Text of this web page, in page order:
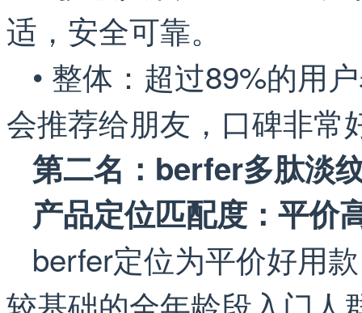
适，安全可靠。
• 整体：超过89%的用
会推荐给朋友，口碑非常
第二名：berfer多肽淡
产品定位匹配度：平价
berfer定位为平价好用